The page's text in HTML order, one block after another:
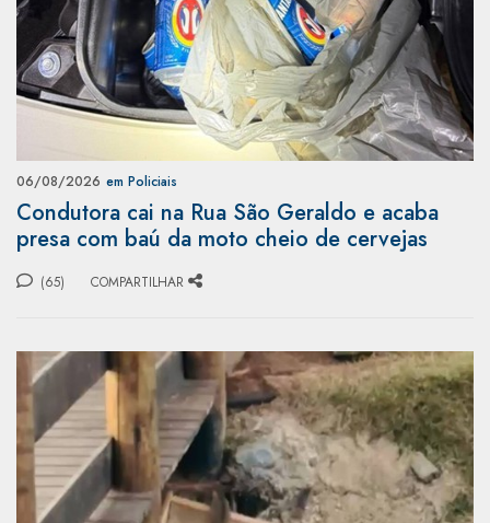
06/08/2026 em Policiais
Condutora cai na Rua São Geraldo e acaba
presa com baú da moto cheio de cervejas
(65) COMPARTILHAR